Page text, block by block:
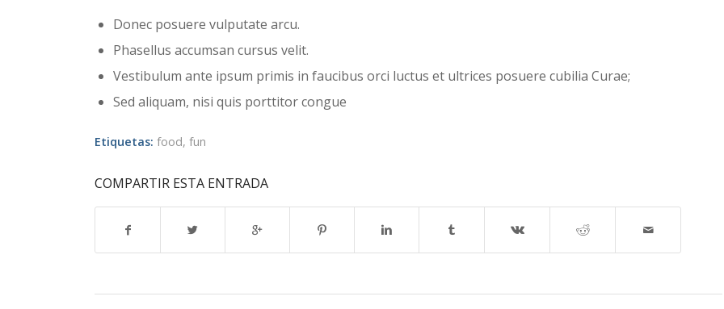
Donec posuere vulputate arcu.
Phasellus accumsan cursus velit.
Vestibulum ante ipsum primis in faucibus orci luctus et ultrices posuere cubilia Curae;
Sed aliquam, nisi quis porttitor congue
Etiquetas: food,fun
COMPARTIR ESTA ENTRADA